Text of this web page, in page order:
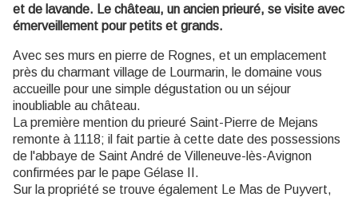
et de lavande. Le château, un ancien prieuré, se visite avec
émerveillement pour petits et grands.
Avec ses murs en pierre de Rognes, et un emplacement
près du charmant village de Lourmarin, le domaine vous
accueille pour une simple dégustation ou un séjour
inoubliable au château.
La première mention du prieuré Saint-Pierre de Mejans
remonte à 1118; il fait partie à cette date des possessions
de l'abbaye de Saint André de Villeneuve-lès-Avignon
confirmées par le pape Gélase II.
Sur la propriété se trouve également Le Mas de Puyvert,